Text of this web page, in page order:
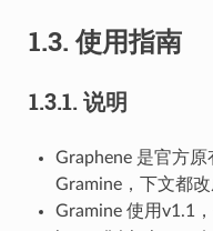
1.3.使用指南
1.3.1. 说明
Graphene 是官方
Gramine，下文都
Gramine 使用v1.1